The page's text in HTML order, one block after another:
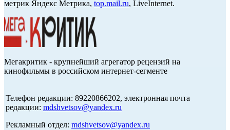
метрик Яндекс Метрика, top.mail.ru, LiveInternet.
Мегакритик - крупнейший агрегатор рецензий на
кинофильмы в российском интернет-сегменте
Телефон редакции: 89220866202, электронная почта
редакции: mdshvetsov@yandex.ru
Рекламный отдел: mdshvetsov@yandex.ru